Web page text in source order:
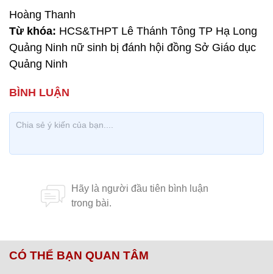
Hoàng Thanh
Từ khóa: HCS&THPT Lê Thánh Tông TP Hạ Long
Quảng Ninh nữ sinh bị đánh hội đồng Sở Giáo dục
Quảng Ninh
CÓ THỂ BẠN QUAN TÂM